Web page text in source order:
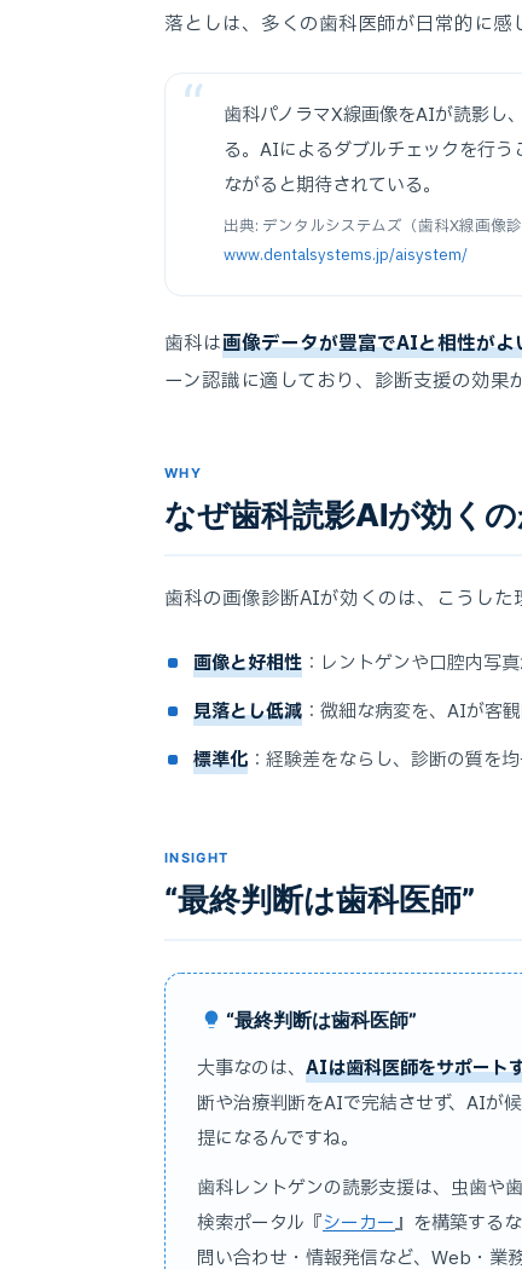
落としは、多くの歯科医師が日常的に感
歯科パノラマX線画像をAIが読影し
る。AIによるダブルチェックを行
ながると期待されている。
出典: デンタルシステムズ（歯科X線画像診
www.dentalsystems.jp/aisystem/
歯科は画像データが豊富でAIと相性がよ
ーン認識に適しており、診断支援の効果
WHY
なぜ歯科読影AIが効く
歯科の画像診断AIが効くのは、こうした
画像と好相性 ：レントゲンや口腔内写
見落とし低減 ：微細な病変を、AIが客観
標準化 ：経験差をならし、診断の質を均
INSIGHT
“最終判断は歯科医師”
“最終判断は歯科医師”
大事なのは、 AIは歯科医師をサポート
断や治療判断をAIで完結させず、AIが
提になるんですね。
歯科レントゲンの読影支援は、虫歯や
検索ポータル『シーカー』を構築する
問い合わせ・情報発信など、Web・業